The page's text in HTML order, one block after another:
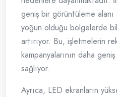
geniş bir görüntüleme
yoğun olduğu bölgelerde
artırıyor. Bu, işletmelerin
kampanyalarının daha
sağlıyor.
Ayrıca, LED ekranların